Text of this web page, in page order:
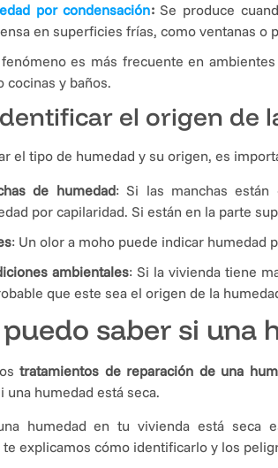
por condensación:Se produce
en superficies frías, como ventanas o
es más frecuente en
cocinas y baños.
el origen de
el tipo de humedad y su origen, es
de humedad: Si las manchas
por capilaridad. Si están en la parte
: Un olor a moho puede indicar humedad
ambientales: Si la vivienda tiene
que este sea el origen de la
saber si una
tratamientos de reparación de una
una humedad está seca.
humedad en tu vivienda está seca
explicamos cómo identificarlo y los